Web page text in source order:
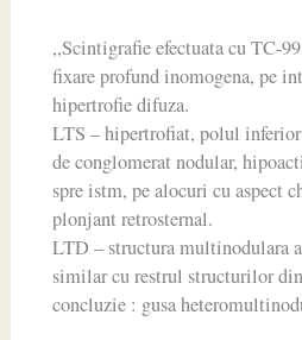
,,Scintigrafie efectuata cu TC-
fixare profund inomogena, pe
hipertrofie difuza.
LTS – hipertrofiat, polul
de conglomerat nodular,
spre istm, pe alocuri cu aspect
plonjant retrosternal.
LTD – structura multinodulara
similar cu restrul structurilor
concluzie : gusa